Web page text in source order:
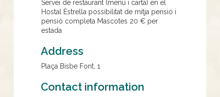
Servei de restaurant (menú i carta) en el
Hostal Estrella possibilitat de mitja pensió i
pensió completa Mascotes 20 € per
estada
Address
Plaça Bisbe Font, 1
Contact information